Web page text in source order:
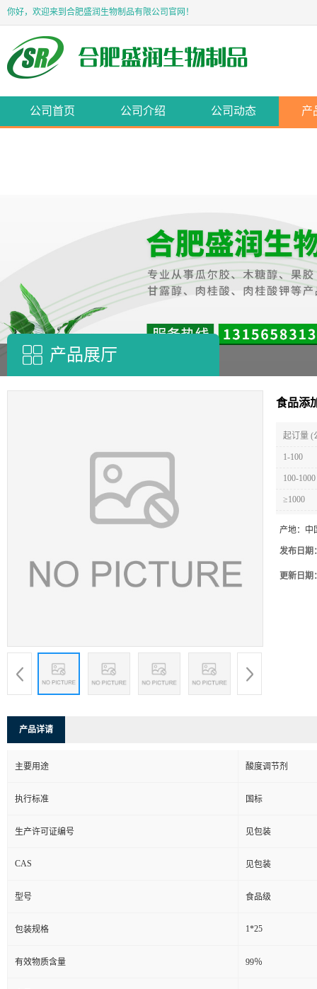
你好，欢迎来到合肥盛润生物制品有限公司官网！
公司首页 公司介绍 公司动态 产
产品展厅
食品添
起订量 (
1-100
100-1000
≥1000
产地： 中
发布日期
更新日期
产品详请
主要用途 酸度调节剂
执行标准 国标
生产许可证编号 见包装
CAS 见包装
型号 食品级
包装规格 1*25
有效物质含量 99％